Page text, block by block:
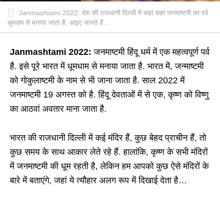
Janmashtami 2022: देश की राजधानी दिल्ली में कहां कहां जनमाष्टमी का पर्व
धूमधाम से मनाया जाता है, आइए जानते हैं...
Janmashtami 2022:जनमाष्टमी हिंदू धर्म में एक महत्वपूर्ण पर्व
है. इसे पूरे भारत में धूमधाम से मनाया जाता है. भारत में, जन्माष्टमी
को गोकुलाष्टमी के नाम से भी जाना जाता है. साल 2022 में
जनमाष्टमी 19 अगस्त को है. हिंदू देवताओं में से एक, कृष्ण को विष्णु
का आठवां अवतार माना जाता है.
भारत की राजधानी दिल्ली में कई मंदिर हैं, कुछ बेहद प्राचीन हैं, तो
कुछ समय के साथ आकार लेते रहे हैं. हालांकि, कृष्ण के सभी मंदिरों
में जनमाष्टमी की धूम रहती है, लेकिन हम आपको कुछ ऐसे मंदिरों के
बारे में बताएंगे, जहां ये त्यौहार अलग रूप में दिखाई देता है…